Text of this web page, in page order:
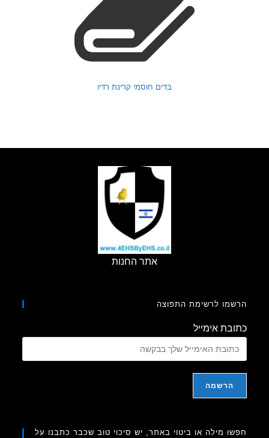
בדים חוסמי קרינת רדיו
אתר החנות
לרשימת התפוצה
אימייל
מילה או ביטוי באתר, יש סיכוי טוב שכבר כתבנו על